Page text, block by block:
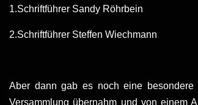
1.Schriftführer Sandy Röhrbein
2.Schriftführer Steffen Wiechmann
Aber dann gab es noch eine
Versammlung übernahm und von einem